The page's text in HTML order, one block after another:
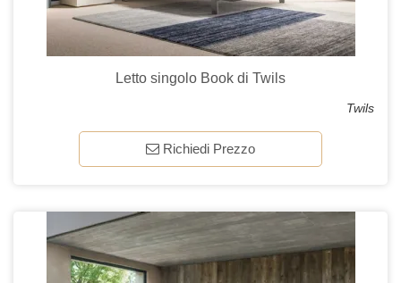
Letto singolo Book di Twils
Twils
Richiedi Prezzo